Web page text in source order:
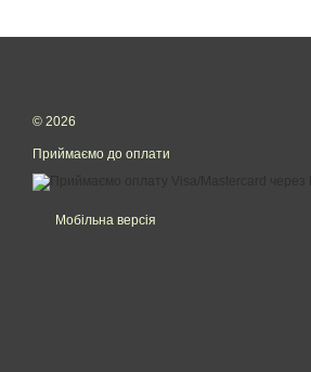
© 2026
Приймаємо до оплати
Мобільна версія